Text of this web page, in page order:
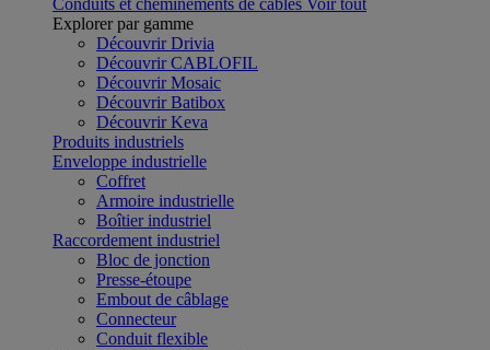
Conduits et cheminements de câbles Voir tout
Explorer par gamme
Découvrir Drivia
Découvrir CABLOFIL
Découvrir Mosaic
Découvrir Batibox
Découvrir Keva
Produits industriels
Enveloppe industrielle
Coffret
Armoire industrielle
Boîtier industriel
Raccordement industriel
Bloc de jonction
Presse-étoupe
Embout de câblage
Connecteur
Conduit flexible